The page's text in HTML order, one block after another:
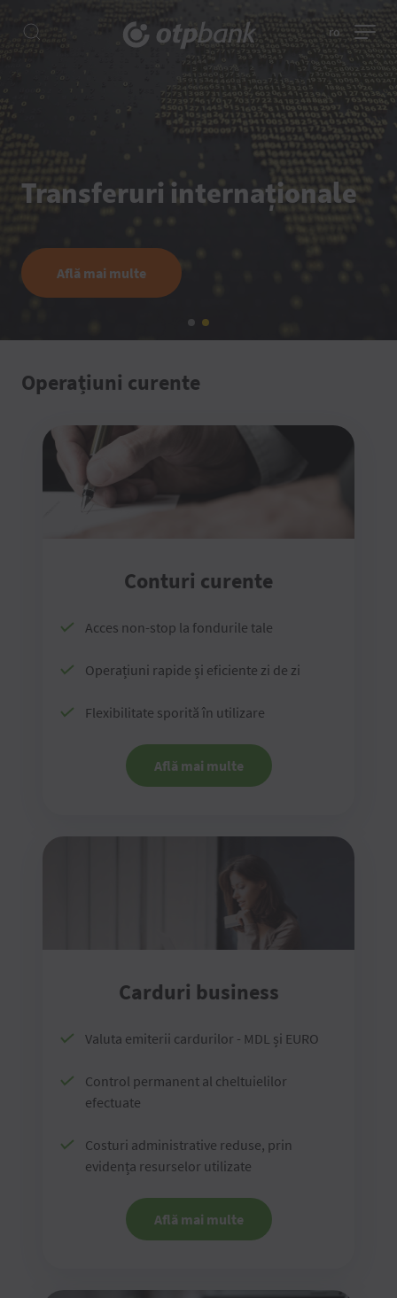
ro
Transferuri internaționale
Află mai multe
Operațiuni curente
Conturi curente
Acces non-stop la fondurile tale
Operațiuni rapide și eficiente zi de zi
Flexibilitate sporită în utilizare
Află mai multe
Carduri business
Valuta emiterii cardurilor - MDL și EURO
Control permanent al cheltuielilor
efectuate
Costuri administrative reduse, prin
evidența resurselor utilizate
Află mai multe